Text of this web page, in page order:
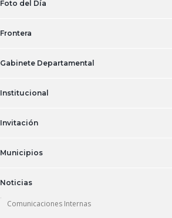
Foto del Día
Frontera
Gabinete Departamental
Institucional
Invitación
Municipios
Noticias
Comunicaciones Internas